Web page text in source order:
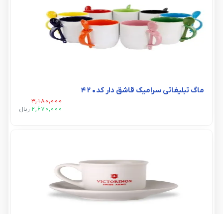
ماگ تبلیغاتی سرامیک قاشق دار کد۴۲۰
3,180,000
2,670,000 ريال